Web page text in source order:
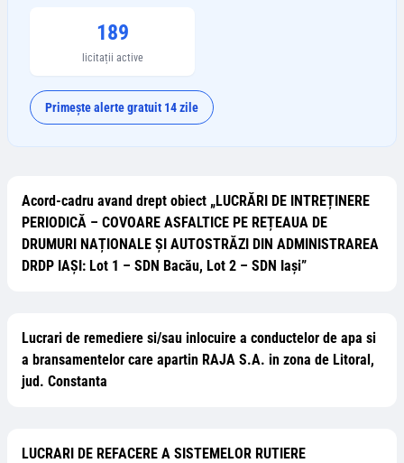
189
licitații active
Primește alerte gratuit 14 zile
Acord-cadru avand drept obiect „LUCRĂRI DE INTREȚINERE
PERIODICĂ – COVOARE ASFALTICE PE REȚEAUA DE
DRUMURI NAȚIONALE ȘI AUTOSTRĂZI DIN ADMINISTRAREA
DRDP IAȘI: Lot 1 – SDN Bacău, Lot 2 – SDN Iași”
Lucrari de remediere si/sau inlocuire a conductelor de apa si
a bransamentelor care apartin RAJA S.A. in zona de Litoral,
jud. Constanta
LUCRARI DE REFACERE A SISTEMELOR RUTIERE